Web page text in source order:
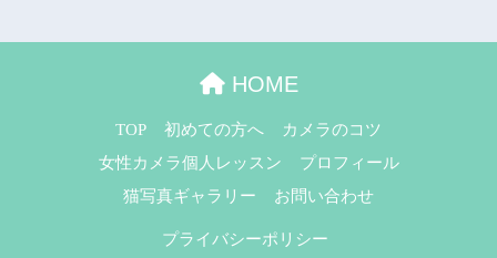
HOME
TOP 初めての方へ
カメラのコツ
女性カメラ個人レッスン
プロフィール
猫写真ギャラリー
お問い合わせ
プライバシーポリシー